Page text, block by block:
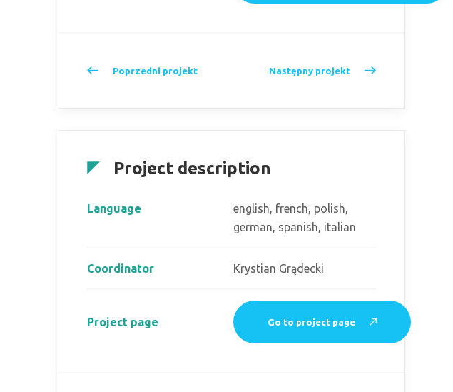
Poprzedni projekt Następny projekt
Project description
Language
english, french, polish,
german, spanish, italian
Coordinator Krystian Grądecki
Project page Go to project page